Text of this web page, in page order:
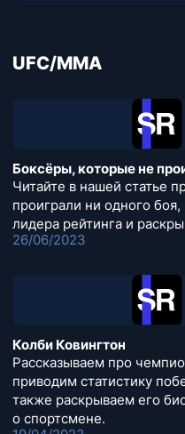
UFC/MMA
Боксёры, которые не
Читайте в нашей статье
проиграли ни одного
лидера рейтинга и
26/06/2023
Колби Ковингтон
Рассказываем про
приводим статистику
также раскрываем его
о спортсмене.